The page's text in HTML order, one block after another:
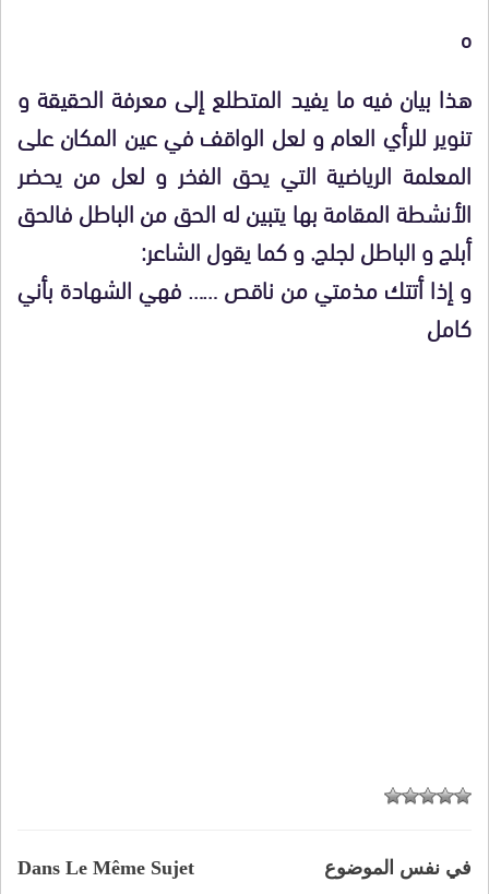
ه
هذا بيان فيه ما يفيد المتطلع إلى معرفة الحقيقة و
تنوير للرأي العام و لعل الواقف في عين المكان على
المعلمة الرياضية التي يحق الفخر و لعل من يحضر
الأنشطة المقامة بها يتبين له الحق من الباطل فالحق
أبلج و الباطل لجلج. و كما يقول الشاعر:
و إذا أتتك مذمتي من ناقص …… فهي الشهادة بأني
كامل
Dans Le Même Sujet في نفس الموضوع